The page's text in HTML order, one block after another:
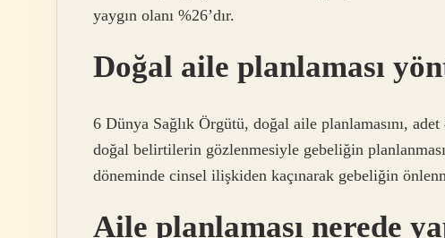
yaygın olanı %26’dır.
Doğal aile planlaması
6 Dünya Sağlık Örgütü, doğal aile planlamasını,
doğal belirtilerin gözlenmesiyle gebeliğin
döneminde cinsel ilişkiden kaçınarak gebeliğin
Aile planlaması nerede